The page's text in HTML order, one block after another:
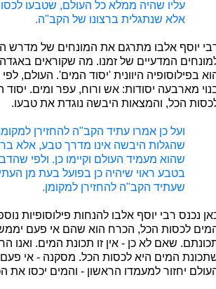
עליו שהיה ממלא כל העולם, שטבעו
אלא שנתגלית ברצונו של הקב"ה.
יוסף אלבו מתרגם את המונחים של מדרש
המדעיים של זמנו. מה שקוראים
בפילוסופיה היוונית 'יסוד המים'. העולם, לפי
מארבעה יסודות: אש ורוח, עפר ומים. יסוד
הכל, והמצאות היבשה נוגדת את טבעו.
ועל כן אמרו עתיד הקב"ה להחזירן
שהגלות היבשה אינו מדרך טבע, אלא
שהוא מעמיד העולם וקיימו כן. ולפי
בטבע ראוי שיהיה כן בפועל בעת מן
שעתיד הקב"ה להחזירן למקומן.
נכנס רבי יוסף אלבו להנחות פילוסופיות
לכסות הכל, הכרח הוא שהם אי פעם
שאם לא כן - אין זו תכונת המים. ואנו
המים היא לכסות הכל. מסקנה - אי פעם
יחזור למעמדו הראשון - והמים יכסו את